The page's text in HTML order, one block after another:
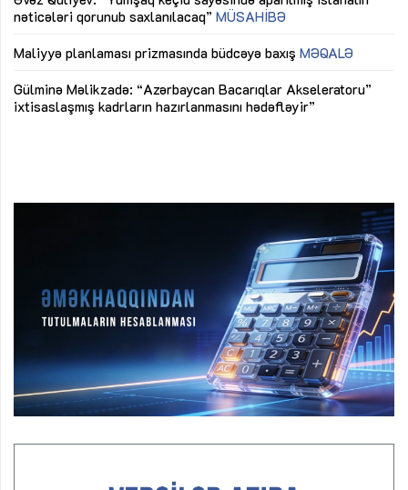
nəticələri qorunub saxlanılacaq” MÜSAHİBƏ
Maliyyə planlaması prizmasında büdcəyə baxış MƏQALƏ
Gülminə Məlikzadə: “Azərbaycan Bacarıqlar Akseleratoru”
ixtisaslaşmış kadrların hazırlanmasını hədəfləyir”